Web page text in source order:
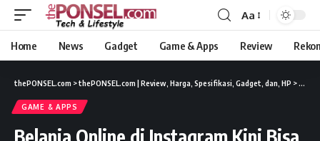
Aa
Home News Gadget Game & Apps Review
thePONSEL.com >thePONSEL.com | Review, Harga, Spesifikasi, Gadget, dan, HP >
GAME & APPS